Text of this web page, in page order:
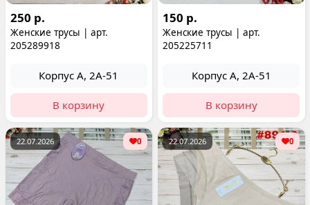
250 р.
Женские трусы | арт.
205289918
Корпус А, 2А-51
В корзину
150 р.
Женские трусы | арт.
205225711
Корпус А, 2А-51
В корзину
22.07.2026 0 22.07.2026 0